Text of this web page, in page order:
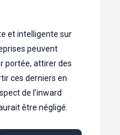
et intelligente sur
peuvent
portée, attirer des
ces derniers en
de l’inward
être négligé.